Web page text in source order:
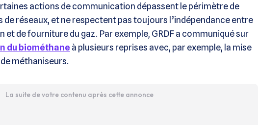
actions de communication dépassent le périmètre de
de réseaux, et ne respectent pas toujours l’indépendance entre
et de fourniture du gaz. Par exemple, GRDF a communiqué sur
du biométhane à plusieurs reprises avec, par exemple, la mise
méthaniseurs.
La suite de votre contenu après cette annonce